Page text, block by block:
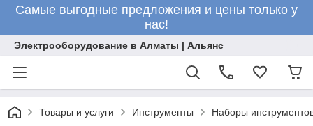
Самые выгодные предложения и цены только у
нас!
Электрооборудование в Алматы | Альянс
Товары и услуги Инструменты Наборы